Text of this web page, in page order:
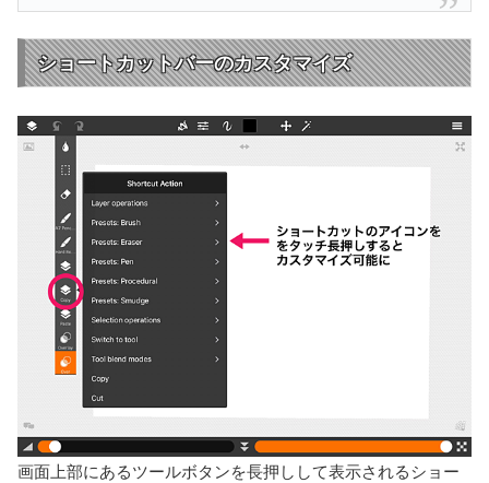
ショートカットバーのカスタマイズ
画面上部にあるツールボタンを長押しして表示されるショー